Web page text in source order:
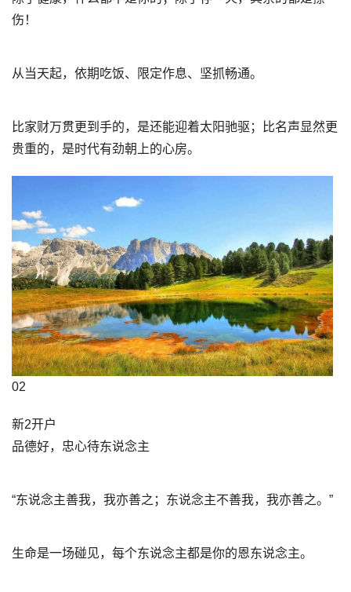
伤！
从当天起，依期吃饭、限定作息、坚抓畅通。
比家财万贯更到手的，是还能迎着太阳驰驱；比名声显然更
贵重的，是时代有劲朝上的心房。
02
新2开户
品德好，忠心待东说念主
“东说念主善我，我亦善之；东说念主不善我，我亦善之。”
生命是一场碰见，每个东说念主都是你的恩东说念主。